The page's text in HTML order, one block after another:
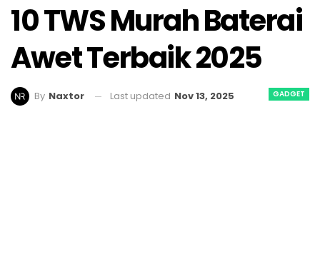
10 TWS Murah Baterai
Awet Terbaik 2025
GADGET
By Naxtor Last updated Nov 13, 2025